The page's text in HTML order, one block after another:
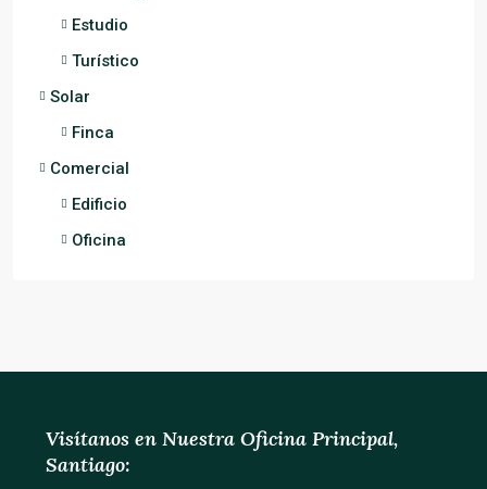
Estudio
Turístico
Solar
Finca
Comercial
Edificio
Oficina
Visítanos en Nuestra Oficina Principal,
Santiago: